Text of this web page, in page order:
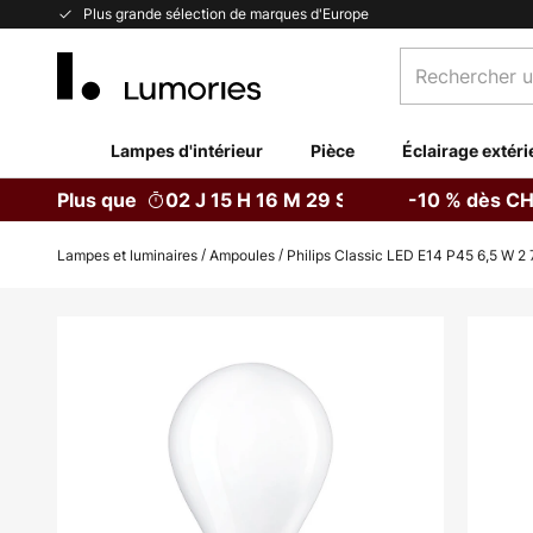
Plus grande sélection de marques d'Europe
Allez
un
catégorie...
Lampes d'intérieur Pièce Éclairage
Plus que 02 J 15 H 16 M 28 S -10 % dès
Lampes et luminaires Ampoules Philips Classic LED E14 P45 6,5 W